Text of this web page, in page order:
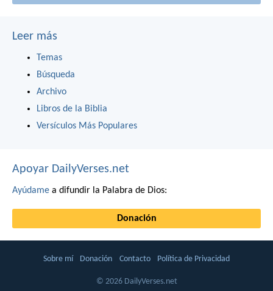
Leer más
Temas
Búsqueda
Archivo
Libros de la Biblia
Versículos Más Populares
Apoyar DailyVerses.net
Ayúdame a difundir la Palabra de Dios:
Donación
Sobre mí Donación Contacto Política de Privacidad
© 2026 DailyVerses.net